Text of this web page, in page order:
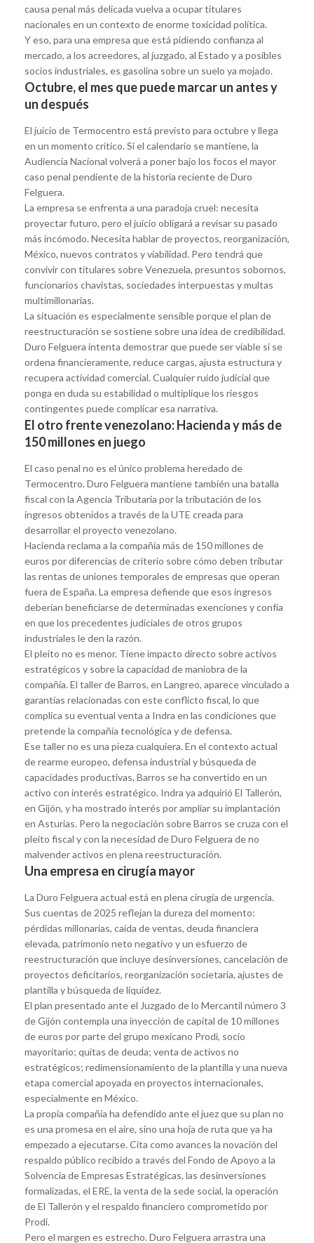
causa penal más delicada vuelva a ocupar titulares
nacionales en un contexto de enorme toxicidad política.
Y eso, para una empresa que está pidiendo confianza al
mercado, a los acreedores, al juzgado, al Estado y a posibles
socios industriales, es gasolina sobre un suelo ya mojado.
Octubre, el mes que puede marcar un antes y
un después
El juicio de Termocentro está previsto para octubre y llega
en un momento crítico. Si el calendario se mantiene, la
Audiencia Nacional volverá a poner bajo los focos el mayor
caso penal pendiente de la historia reciente de Duro
Felguera.
La empresa se enfrenta a una paradoja cruel: necesita
proyectar futuro, pero el juicio obligará a revisar su pasado
más incómodo. Necesita hablar de proyectos, reorganización,
México, nuevos contratos y viabilidad. Pero tendrá que
convivir con titulares sobre Venezuela, presuntos sobornos,
funcionarios chavistas, sociedades interpuestas y multas
multimillonarias.
La situación es especialmente sensible porque el plan de
reestructuración se sostiene sobre una idea de credibilidad.
Duro Felguera intenta demostrar que puede ser viable si se
ordena financieramente, reduce cargas, ajusta estructura y
recupera actividad comercial. Cualquier ruido judicial que
ponga en duda su estabilidad o multiplique los riesgos
contingentes puede complicar esa narrativa.
El otro frente venezolano: Hacienda y más de
150 millones en juego
El caso penal no es el único problema heredado de
Termocentro. Duro Felguera mantiene también una batalla
fiscal con la Agencia Tributaria por la tributación de los
ingresos obtenidos a través de la UTE creada para
desarrollar el proyecto venezolano.
Hacienda reclama a la compañía más de 150 millones de
euros por diferencias de criterio sobre cómo deben tributar
las rentas de uniones temporales de empresas que operan
fuera de España. La empresa defiende que esos ingresos
deberían beneficiarse de determinadas exenciones y confía
en que los precedentes judiciales de otros grupos
industriales le den la razón.
El pleito no es menor. Tiene impacto directo sobre activos
estratégicos y sobre la capacidad de maniobra de la
compañía. El taller de Barros, en Langreo, aparece vinculado a
garantías relacionadas con este conflicto fiscal, lo que
complica su eventual venta a Indra en las condiciones que
pretende la compañía tecnológica y de defensa.
Ese taller no es una pieza cualquiera. En el contexto actual
de rearme europeo, defensa industrial y búsqueda de
capacidades productivas, Barros se ha convertido en un
activo con interés estratégico. Indra ya adquirió El Tallerón,
en Gijón, y ha mostrado interés por ampliar su implantación
en Asturias. Pero la negociación sobre Barros se cruza con el
pleito fiscal y con la necesidad de Duro Felguera de no
malvender activos en plena reestructuración.
Una empresa en cirugía mayor
La Duro Felguera actual está en plena cirugía de urgencia.
Sus cuentas de 2025 reflejan la dureza del momento:
pérdidas millonarias, caída de ventas, deuda financiera
elevada, patrimonio neto negativo y un esfuerzo de
reestructuración que incluye desinversiones, cancelación de
proyectos deficitarios, reorganización societaria, ajustes de
plantilla y búsqueda de liquidez.
El plan presentado ante el Juzgado de lo Mercantil número 3
de Gijón contempla una inyección de capital de 10 millones
de euros por parte del grupo mexicano Prodi, socio
mayoritario; quitas de deuda; venta de activos no
estratégicos; redimensionamiento de la plantilla y una nueva
etapa comercial apoyada en proyectos internacionales,
especialmente en México.
La propia compañía ha defendido ante el juez que su plan no
es una promesa en el aire, sino una hoja de ruta que ya ha
empezado a ejecutarse. Cita como avances la novación del
respaldo público recibido a través del Fondo de Apoyo a la
Solvencia de Empresas Estratégicas, las desinversiones
formalizadas, el ERE, la venta de la sede social, la operación
de El Tallerón y el respaldo financiero comprometido por
Prodi.
Pero el margen es estrecho. Duro Felguera arrastra una